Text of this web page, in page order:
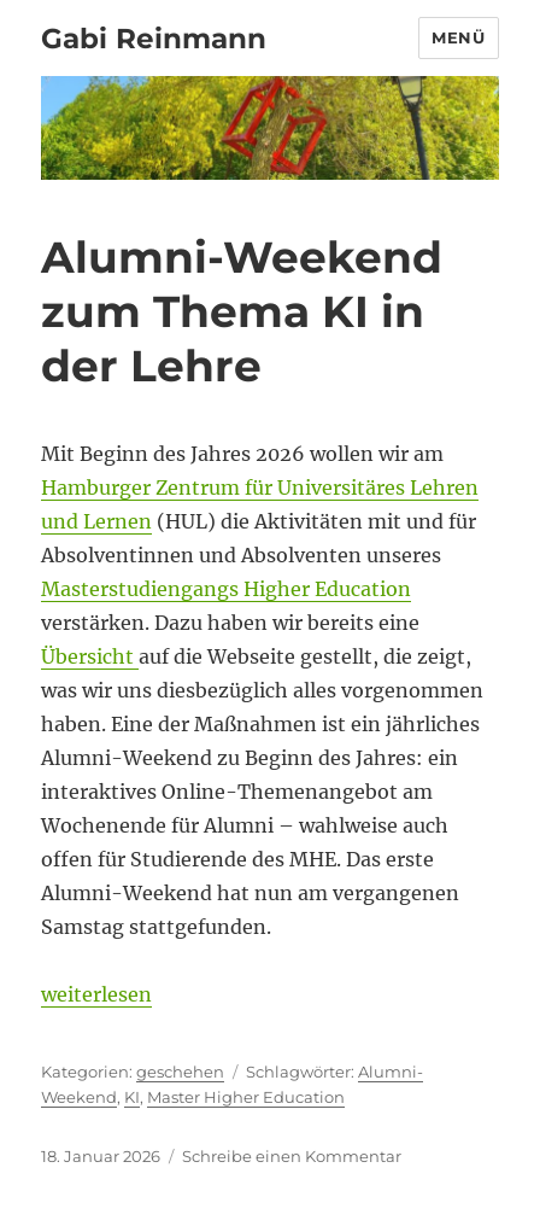
Gabi Reinmann MENÜ
Alumni-Weekend
zum Thema KI in
der Lehre
Mit Beginn des Jahres 2026 wollen wir am
Hamburger Zentrum für Universitäres Lehren
und Lernen (HUL) die Aktivitäten mit und für
Absolventinnen und Absolventen unseres
Masterstudiengangs Higher Education
verstärken. Dazu haben wir bereits eine
Übersichtauf die Webseite gestellt, die zeigt,
was wir uns diesbezüglich alles vorgenommen
haben. Eine der Maßnahmen ist ein jährliches
Alumni-Weekend zu Beginn des Jahres: ein
interaktives Online-Themenangebot am
Wochenende für Alumni – wahlweise auch
offen für Studierende des MHE. Das erste
Alumni-Weekend hat nun am vergangenen
Samstag stattgefunden.
„Alumni-Weekend zum Thema KI in der Lehre“
weiterlesen
Kategorien
geschehen Schlagwörter
Alumni-
Weekend, KI, Master Higher Education
Veröffentlicht
18. Januar 2026 Schreibe einen Kommentarzu